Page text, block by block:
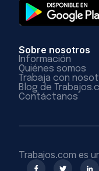
Sobre nosotros
Información
Quiénes somos
Trabaja con
Blog de
Contáctanos
Trabajos.com es